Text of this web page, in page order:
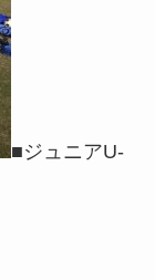
■ジュニアU-